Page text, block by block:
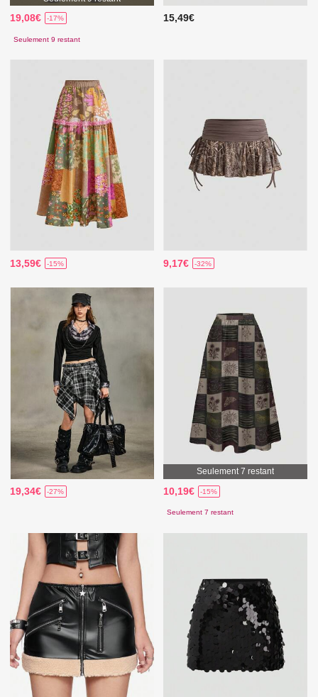
19,08€ -17%
Seulement 9 restant
15,49€
13,59€ -15% 9,17€ -32%
19,34€ -27%
Seulement 7 restant
10,19€ -15%
Seulement 7 restant